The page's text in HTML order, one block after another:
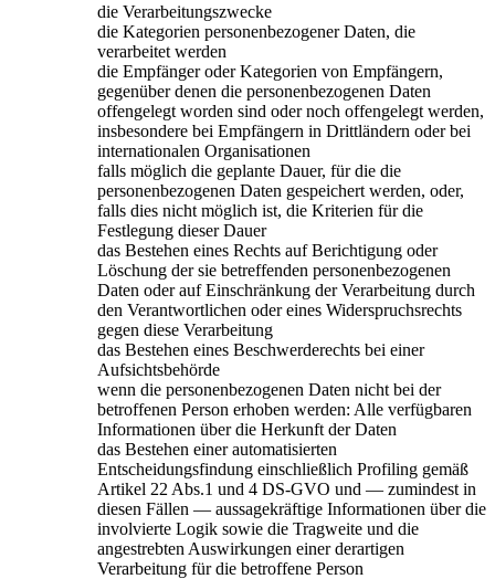
die Verarbeitungszwecke
die Kategorien personenbezogener Daten, die
verarbeitet werden
die Empfänger oder Kategorien von Empfängern,
gegenüber denen die personenbezogenen Daten
offengelegt worden sind oder noch offengelegt werden,
insbesondere bei Empfängern in Drittländern oder bei
internationalen Organisationen
falls möglich die geplante Dauer, für die die
personenbezogenen Daten gespeichert werden, oder,
falls dies nicht möglich ist, die Kriterien für die
Festlegung dieser Dauer
das Bestehen eines Rechts auf Berichtigung oder
Löschung der sie betreffenden personenbezogenen
Daten oder auf Einschränkung der Verarbeitung durch
den Verantwortlichen oder eines Widerspruchsrechts
gegen diese Verarbeitung
das Bestehen eines Beschwerderechts bei einer
Aufsichtsbehörde
wenn die personenbezogenen Daten nicht bei der
betroffenen Person erhoben werden: Alle verfügbaren
Informationen über die Herkunft der Daten
das Bestehen einer automatisierten
Entscheidungsfindung einschließlich Profiling gemäß
Artikel 22 Abs.1 und 4 DS-GVO und — zumindest in
diesen Fällen — aussagekräftige Informationen über die
involvierte Logik sowie die Tragweite und die
angestrebten Auswirkungen einer derartigen
Verarbeitung für die betroffene Person